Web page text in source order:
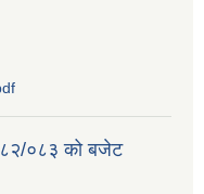
०८३ को बजेट